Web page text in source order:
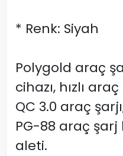
* Renk: Siyah
Polygold araç
cihazı, hızlı
QC 3.0 araç
PG-88 araç şarj
aleti.